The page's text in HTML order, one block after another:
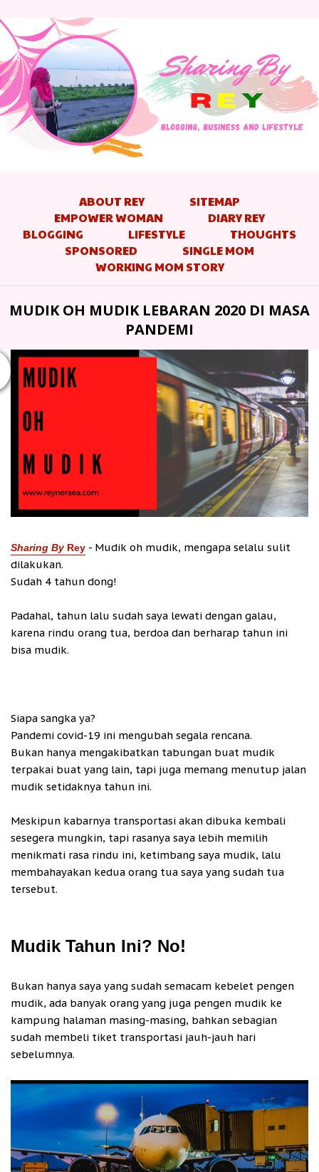
ABOUT REY
SITEMAP
EMPOWER WOMAN
DIARY REY
BLOGGING
LIFESTYLE
THOUGHTS
SPONSORED
SINGLE MOM
WORKING MOM STORY
MUDIK OH MUDIK LEBARAN 2020 DI MASA
PANDEMI
Sharing By Rey - Mudik oh mudik, mengapa selalu sulit
dilakukan.
Sudah 4 tahun dong!
Padahal, tahun lalu sudah saya lewati dengan galau,
karena rindu orang tua, berdoa dan berharap tahun ini
bisa mudik.
Siapa sangka ya?
Pandemi covid-19 ini mengubah segala rencana.
Bukan hanya mengakibatkan tabungan buat mudik
terpakai buat yang lain, tapi juga memang menutup jalan
mudik setidaknya tahun ini.
Meskipun kabarnya transportasi akan dibuka kembali
sesegera mungkin, tapi rasanya saya lebih memilih
menikmati rasa rindu ini, ketimbang saya mudik, lalu
membahayakan kedua orang tua saya yang sudah tua
tersebut.
Mudik Tahun Ini? No!
Bukan hanya saya yang sudah semacam kebelet pengen
mudik, ada banyak orang yang juga pengen mudik ke
kampung halaman masing-masing, bahkan sebagian
sudah membeli tiket transportasi jauh-jauh hari
sebelumnya.